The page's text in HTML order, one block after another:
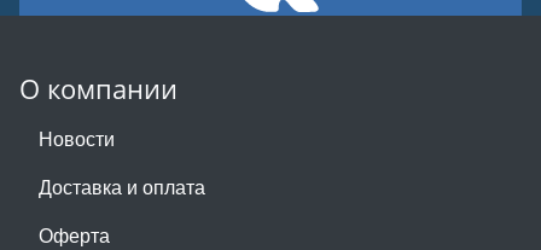
О компании
Новости
Доставка и оплата
Оферта